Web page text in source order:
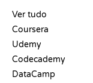
Ver tudo
Coursera
Udemy
Codecademy
DataCamp